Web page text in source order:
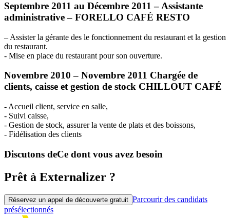
Septembre 2011 au Décembre 2011 – Assistante
administrative – FORELLO CAFÉ RESTO
– Assister la gérante des le fonctionnement du restaurant et la gestion
du restaurant.
- Mise en place du restaurant pour son ouverture.
Novembre 2010 – Novembre 2011 Chargée de
clients, caisse et gestion de stock CHILLOUT CAFÉ
- Accueil client, service en salle,
- Suivi caisse,
- Gestion de stock, assurer la vente de plats et des boissons,
- Fidélisation des clients
Discutons deCe dont vous avez besoin
Prêt à Externalizer ?
Réservez un appel de découverte gratuit Parcourir des candidats
présélectionnés